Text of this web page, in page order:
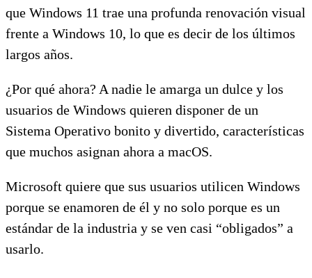
que Windows 11 trae una profunda renovación visual
frente a Windows 10, lo que es decir de los últimos
largos años.
¿Por qué ahora? A nadie le amarga un dulce y los
usuarios de Windows quieren disponer de un
Sistema Operativo bonito y divertido, características
que muchos asignan ahora a macOS.
Microsoft quiere que sus usuarios utilicen Windows
porque se enamoren de él y no solo porque es un
estándar de la industria y se ven casi “obligados” a
usarlo.